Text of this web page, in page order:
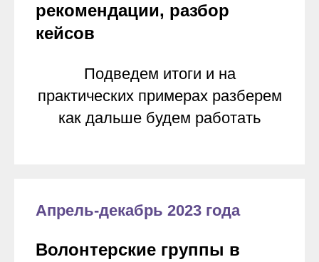
рекомендации, разбор
кейсов
Подведем итоги и на
практических примерах разберем
как дальше будем работать
Апрель-декабрь 2023 года
Волонтерские группы в